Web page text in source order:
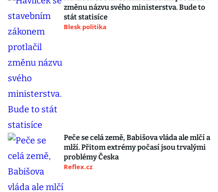
změnu názvu svého ministerstva. Bude to
stát statisíce
Blesk politika
Peče se celá země, Babišova vláda ale mlčí a
mlží. Přitom extrémy počasí jsou trvalými
problémy Česka
Reflex.cz